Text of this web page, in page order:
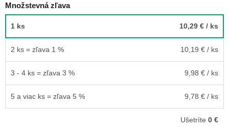
Množstevná zľava
1 ks 10,29 € / ks
2 ks = zľava 1 % 10,19 € / ks
3 - 4 ks = zľava 3 % 9,98 € / ks
5 a viac ks = zľava 5 % 9,78 € / ks
Ušetríte 0 €